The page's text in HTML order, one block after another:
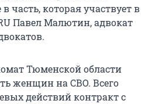
часть, которая участвует в
Павел Малютин, адвокат
Тюменской области
женщин на СВО. Всего
действий контракт с